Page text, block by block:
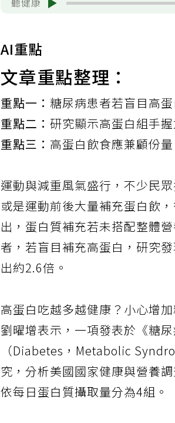
聽健康
AI重點
文章重點整理：
重點一： 糖尿病患者若盲目高
重點二： 研究顯示高蛋白組手
重點三： 高蛋白飲食應兼顧份
運動與減重風氣盛行，不少民
或是運動前後大量補充蛋白飲
出，蛋白質補充若未搭配整體
者，若盲目補充高蛋白，研究
出約2.6倍。
高蛋白吃越多越健康？小心增
劉曜增表示，一項發表於《糖
（Diabetes，Metabolic
究，分析美國國家健康與營養
依每日蛋白質攝取量分為4組。